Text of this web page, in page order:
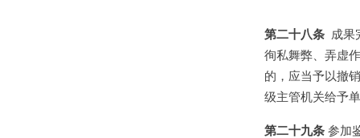
第二十八条成果
徇私舞弊、弄虚
的，应当予以撤
级主管机关给予
第二十九条参加